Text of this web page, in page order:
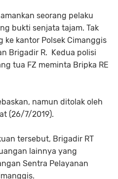
seorang pelaku
bukti senjata tajam. Tak
ke kantor Polsek Cimanggis
Brigadir R. Kedua polisi
tua FZ meminta Bripka RE
namun ditolak oleh
(26/7/2019).
tersebut, Brigadir RT
lainnya yang
Sentra Pelayanan